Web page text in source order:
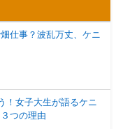
仕事？波乱万丈、ケニ
！女子大生が語るケニ
つの理由